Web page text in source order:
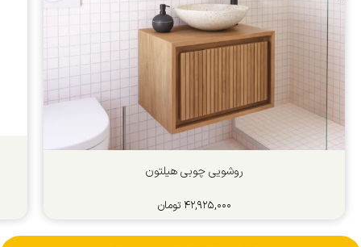
روشویی چوبی هیلتون
۴۲,۹۲۵,۰۰۰ تومان